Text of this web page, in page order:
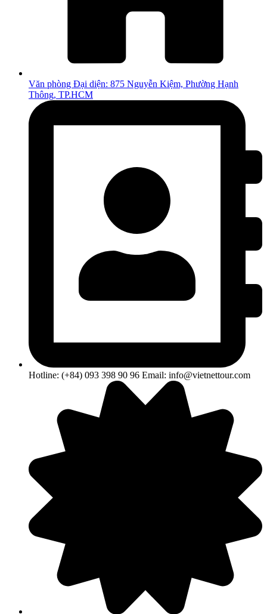
Văn phòng Đại diện: 875 Nguyễn Kiệm, Phường Hạnh
Thông, TP.HCM
Hotline: (+84) 093 398 90 96 Email: info@vietnettour.com